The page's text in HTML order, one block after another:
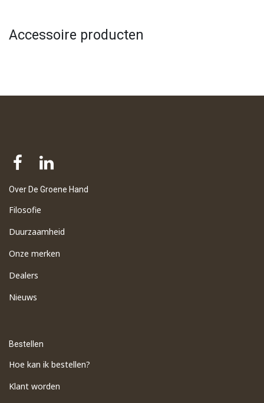
Accessoire producten
Over De Groene Hand
Filosofie
Duurzaamheid
Onze merken
Dealers
Nieuws
Bestellen
Hoe kan ik bestellen?
Klant worden